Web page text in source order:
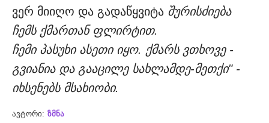
ვერ მიიღო და გადაწყვიტა შურისძიება
ჩემს ქმართან ფლირტით.
ჩემი პასუხი ასეთი იყო. ქმარს ვთხოვე -
გვიანია და გააცილე სახლამდე-მეთქი" -
იხსენებს მსახიობი.
ავტორი: ზმნა